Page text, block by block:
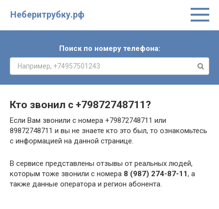
Неберитрубку.рф
Поиск по номеру телефона:
Кто звонил с +79872748711 ?
Если Вам звонили с номера +79872748711 или
89872748711 и вы не знаете кто это был, то ознакомьтесь
с информацией на данной странице.
В сервисе представлены отзывы от реальных людей,
которым тоже звонили с номера 8 (987) 274-87-11, а
также данные оператора и регион абонента.